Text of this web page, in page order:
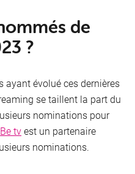
de
?
ayant évolué ces dernières
se taillent la part du
nominations pour
Be tvest un partenaire
nominations.